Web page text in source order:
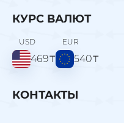
КУРС ВАЛЮТ
USD
469₸
EUR
540₸
КОНТАКТЫ